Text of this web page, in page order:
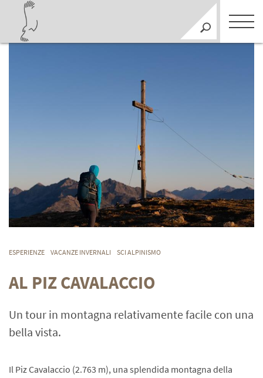
ESPERIENZE VACANZE INVERNALI SCI ALPINISMO
AL PIZ CAVALACCIO
Un tour in montagna relativamente facile con una
bella vista.
Il Piz Cavalaccio (2.763 m), una splendida montagna della